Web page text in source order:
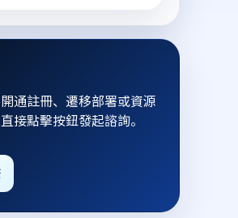
通註冊、遷移部署或資源
接點擊按鈕發起諮詢。